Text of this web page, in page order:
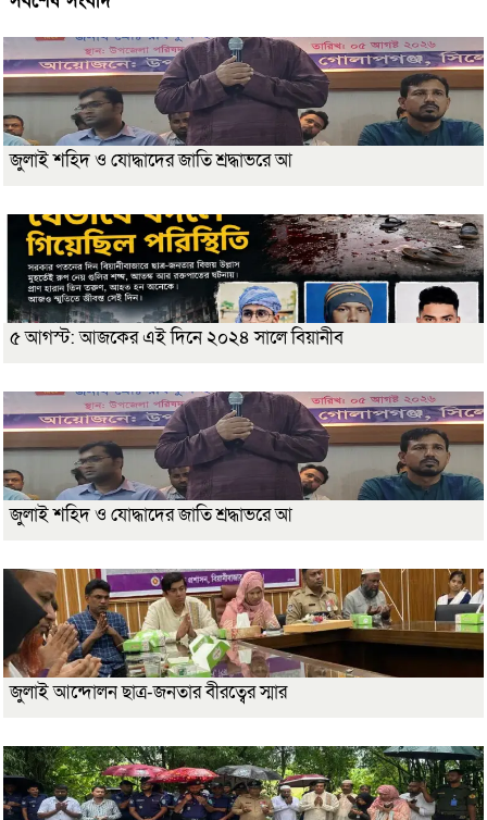
জুলাই শহিদ ও যোদ্ধাদের জাতি শ্রদ্ধাভরে আ
৫ আগস্ট: আজকের এই দিনে ২০২৪ সালে বিয়ানীব
জুলাই শহিদ ও যোদ্ধাদের জাতি শ্রদ্ধাভরে আ
জুলাই আন্দোলন ছাত্র-জনতার বীরত্বের স্মার